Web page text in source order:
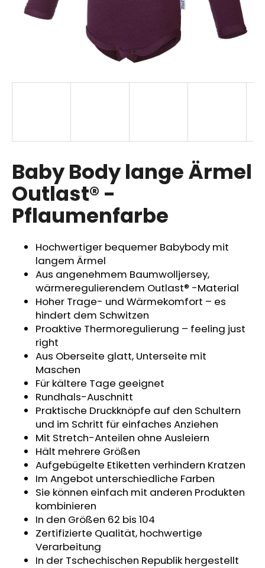
Baby Body lange Ärmel
Outlast® -
Pflaumenfarbe
Hochwertiger bequemer Babybody mit
langem Ärmel
Aus angenehmem Baumwolljersey,
wärmeregulierendem Outlast® -Material
Hoher Trage- und Wärmekomfort – es
hindert dem Schwitzen
Proaktive Thermoregulierung – feeling just
right
Aus Oberseite glatt, Unterseite mit
Maschen
Für kältere Tage geeignet
Rundhals-Auschnitt
Praktische Druckknöpfe auf den Schultern
und im Schritt für einfaches Anziehen
Mit Stretch-Anteilen ohne Ausleiern
Hält mehrere Größen
Aufgebügelte Etiketten verhindern Kratzen
Im Angebot unterschiedliche Farben
Sie können einfach mit anderen Produkten
kombinieren
In den Größen 62 bis 104
Zertifizierte Qualität, hochwertige
Verarbeitung
In der Tschechischen Republik hergestellt
SUCHEN
p
f
e
h
l
e
KINDERWAGENUNTERLAGE
OUTLAST®
GRAU
MELIERT
€43,35